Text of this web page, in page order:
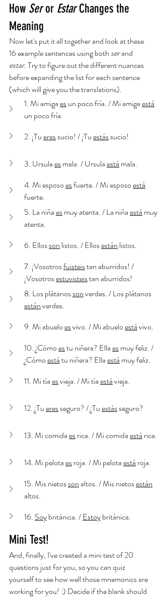
How Ser or Estar Changes the
Meaning
Now let's put it all together and look at these
16 example sentences using both ser and
estar. Try to figure out the different nuances
before expanding the list for each sentence
(which will give you the translations).
1. Mi amiga es un poco fría. / Mi amiga está
un poco fría.
2. ¡Tu eres sucio! / ¡Tu estás sucio!
3. Ursula es mala. / Ursula está mala.
4. Mi esposo es fuerte. / Mi esposo está
fuerte.
5. La niña es muy atenta. / La niña está muy
atenta.
6. Ellos son listos. / Ellos están listos.
7. ¡Vosotros fuisteis tan aburridos! /
¡Vosotros estuvisteis tan aburridos!
8. Los plátanos son verdes. / Los plátanos
están verdes.
9. Mi abuelo es vivo. / Mi abuelo está vivo.
10. ¿Cómo es tu niñera? Ella es muy feliz. /
¿Cómo está tu niñera? Ella está muy feliz.
11. Mi tía es vieja. / Mi tía está vieja.
12. ¿Tu eres seguro? / ¿Tu estás seguro?
13. Mi comida es rica. / Mi comida está rica.
14. Mi pelota es roja. / Mi pelota está roja.
15. Mis nietos son altos. / Mis nietos están
altos.
16. Soy británica. / Estoy británica.
Mini Test!
And, finally, I've created a mini test of 20
questions just for you, so you can quiz
yourself to see how well those mnemonics are
working for you! :) Decide if the blank should